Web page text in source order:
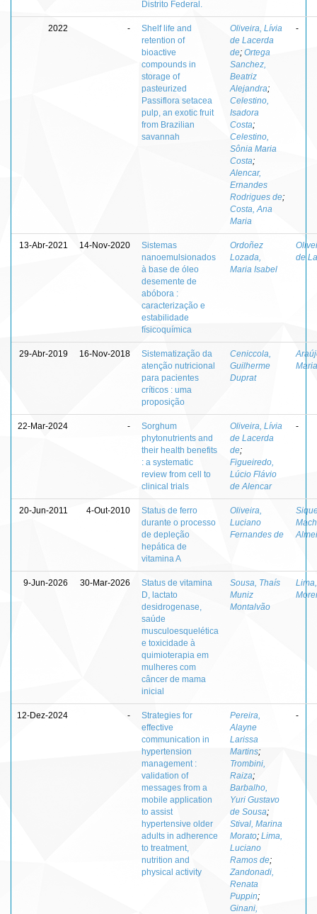
Distrito Federal.
2022 -
Shelf life and
retention of
bioactive
compounds in
storage of
pasteurized
Passiflora setacea
pulp, an exotic fruit
from Brazilian
savannah
Oliveira, Lívia
de Lacerda
de; Ortega
Sanchez,
Beatriz
Alejandra;
Celestino,
Isadora
Costa;
Celestino,
Sônia Maria
Costa;
Alencar,
Ernandes
Rodrigues de;
Costa, Ana
Maria
-
13-Abr-2021 14-Nov-2020
Sistemas
nanoemulsionados
à base de óleo
desemente de
abóbora :
caracterização e
estabilidade
físicoquímica
Ordoñez
Lozada,
Maria Isabel
de
29-Abr-2019 16-Nov-2018
Sistematização da
atenção nutricional
para pacientes
críticos : uma
proposição
Ceniccola,
Guilherme
Duprat
22-Mar-2024 -
Sorghum
phytonutrients and
their health benefits
: a systematic
review from cell to
clinical trials
Oliveira, Lívia
de Lacerda
de;
Figueiredo,
Lúcio Flávio
de Alencar
-
20-Jun-2011 4-Out-2010
Status de ferro
durante o processo
de depleção
hepática de
vitamina A
Oliveira,
Luciano
Fernandes de
9-Jun-2026 30-Mar-2026
Status de vitamina
D, lactato
desidrogenase,
saúde
musculoesquelética
e toxicidade à
quimioterapia em
mulheres com
câncer de mama
inicial
Sousa, Thaís
Muniz
Montalvão
12-Dez-2024 -
Strategies for
effective
communication in
hypertension
management :
validation of
messages from a
mobile application
to assist
hypertensive older
adults in adherence
to treatment,
nutrition and
physical activity
Pereira,
Alayne
Larissa
Martins;
Trombini,
Raiza;
Barbalho,
Yuri Gustavo
de Sousa;
Stival, Marina
Morato; Lima,
Luciano
Ramos de;
Zandonadi,
Renata
Puppin;
Ginani,
-